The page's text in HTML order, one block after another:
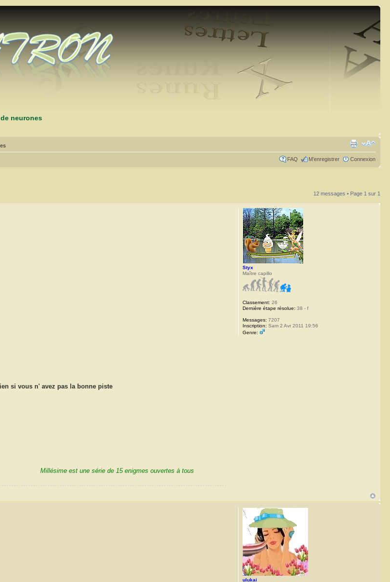
neurones
FAQ M’enregistrer Connexion
12 messages • Page 1 sur 1
si vous n' avez pas la bonne piste
Millésime est une série de 15 enigmes ouvertes à tous
Styx
Maître capillo
Classement: 26
Dernière étape résolue: 38 - f
Messages: 7207
Inscription: Sam 2 Avr 2011 19:56
Genre:
ulukai